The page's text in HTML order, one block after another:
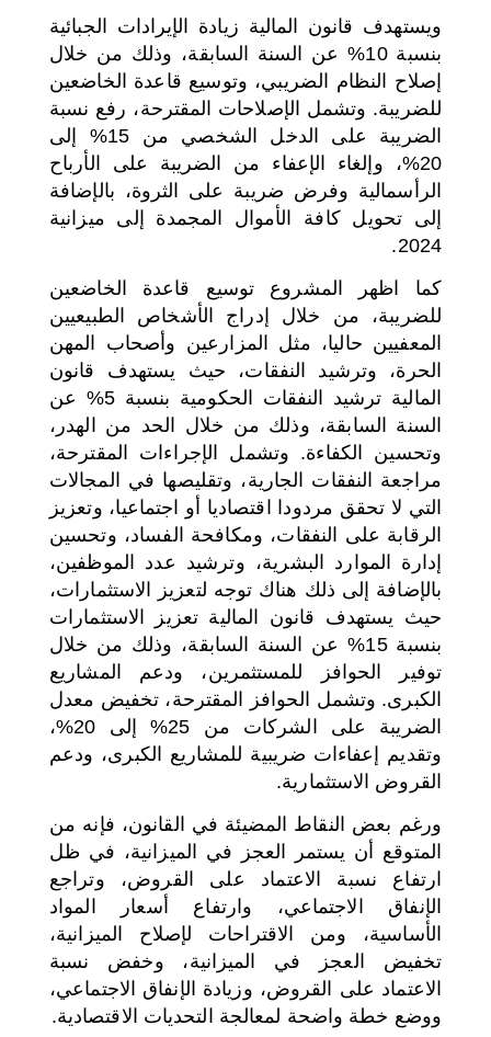
ويستهدف قانون المالية زيادة الإيرادات الجبائية
بنسبة 10% عن السنة السابقة، وذلك من خلال
إصلاح النظام الضريبي، وتوسيع قاعدة الخاضعين
للضريبة. وتشمل الإصلاحات المقترحة، رفع نسبة
الضريبة على الدخل الشخصي من 15% إلى
20%، وإلغاء الإعفاء من الضريبة على الأرباح
الرأسمالية وفرض ضريبة على الثروة، بالإضافة
إلى تحويل كافة الأموال المجمدة إلى ميزانية
2024.
كما اظهر المشروع توسيع قاعدة الخاضعين
للضريبة، من خلال إدراج الأشخاص الطبيعيين
المعفيين حاليا، مثل المزارعين وأصحاب المهن
الحرة، وترشيد النفقات، حيث يستهدف قانون
المالية ترشيد النفقات الحكومية بنسبة 5% عن
السنة السابقة، وذلك من خلال الحد من الهدر،
وتحسين الكفاءة. وتشمل الإجراءات المقترحة،
مراجعة النفقات الجارية، وتقليصها في المجالات
التي لا تحقق مردودا اقتصاديا أو اجتماعيا، وتعزيز
الرقابة على النفقات، ومكافحة الفساد، وتحسين
إدارة الموارد البشرية، وترشيد عدد الموظفين،
بالإضافة إلى ذلك هناك توجه لتعزيز الاستثمارات،
حيث يستهدف قانون المالية تعزيز الاستثمارات
بنسبة 15% عن السنة السابقة، وذلك من خلال
توفير الحوافز للمستثمرين، ودعم المشاريع
الكبرى. وتشمل الحوافز المقترحة، تخفيض معدل
الضريبة على الشركات من 25% إلى 20%،
وتقديم إعفاءات ضريبية للمشاريع الكبرى، ودعم
القروض الاستثمارية.
ورغم بعض النقاط المضيئة في القانون، فإنه من
المتوقع أن يستمر العجز في الميزانية، في ظل
ارتفاع نسبة الاعتماد على القروض، وتراجع
الإنفاق الاجتماعي، وارتفاع أسعار المواد
الأساسية، ومن الاقتراحات لإصلاح الميزانية،
تخفيض العجز في الميزانية، وخفض نسبة
الاعتماد على القروض، وزيادة الإنفاق الاجتماعي،
ووضع خطة واضحة لمعالجة التحديات الاقتصادية.